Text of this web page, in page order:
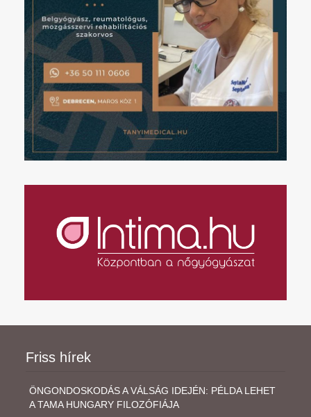
Friss hírek
ÖNGONDOSKODÁS A VÁLSÁG IDEJÉN: PÉLDA LEHET
A TAMA HUNGARY FILOZÓFIÁJA